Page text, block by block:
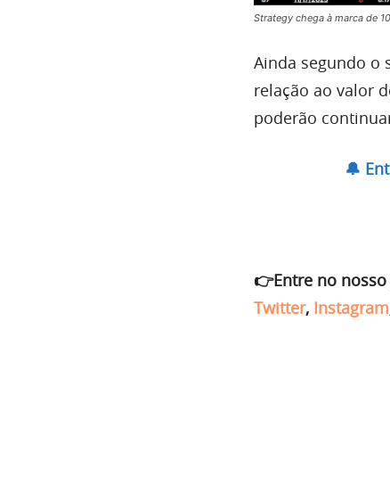
Strategy chega à marca de
Ainda segundo o
relação ao valor
poderão
🔔
👉Entre no
Twitter, Instagram